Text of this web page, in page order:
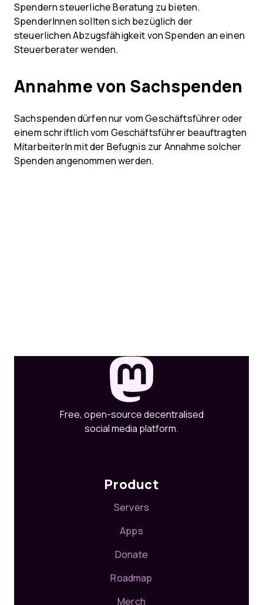
Spendern steuerliche Beratung zu bieten.
SpenderInnen sollten sich bezüglich der
steuerlichen Abzugsfähigkeit von Spenden an einen
Steuerberater wenden.
Annahme von Sachspenden
Sachspenden dürfen nur vom Geschäftsführer oder
einem schriftlich vom Geschäftsführer beauftragten
MitarbeiterIn mit der Befugnis zur Annahme solcher
Spenden angenommen werden.
Free, open-source decentralised
social media platform.
Product
Servers
Apps
Donate
Roadmap
Merch